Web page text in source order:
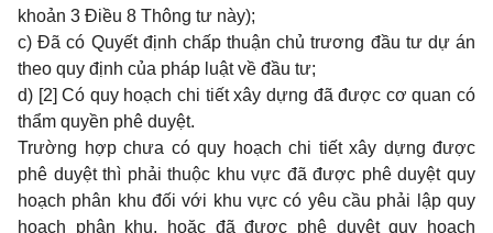
khoản 3 Điều 8 Thông tư này);
c) Đã có Quyết định chấp thuận chủ trương đầu tư dự án
theo quy định của pháp luật về đầu tư;
d) [2] Có quy hoạch chi tiết xây dựng đã được cơ quan có
thẩm quyền phê duyệt.
Trường hợp chưa có quy hoạch chi tiết xây dựng được
phê duyệt thì phải thuộc khu vực đã được phê duyệt quy
hoạch phân khu đối với khu vực có yêu cầu phải lập quy
hoạch phân khu, hoặc đã được phê duyệt quy hoạch